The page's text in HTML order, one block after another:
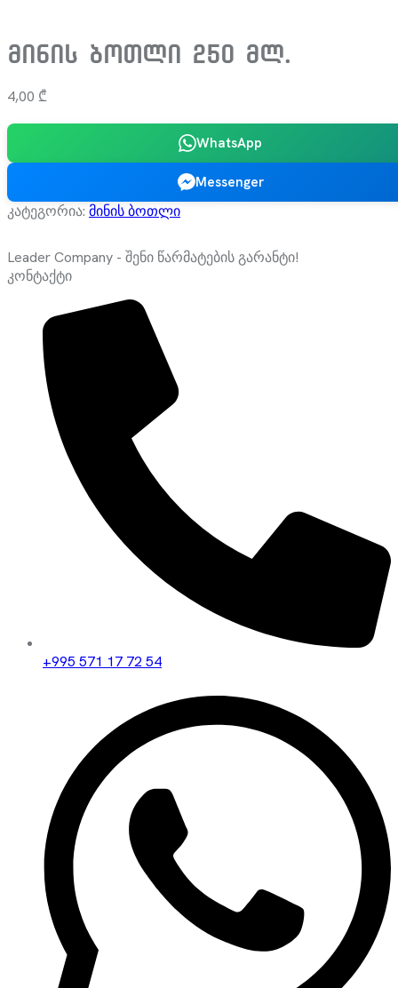
მინის ბოთლი 250 მლ.
4,00 ₾
WhatsApp
Messenger
კატეგორია: მინის ბოთლი
Leader Company - შენი წარმატების გარანტი!
კონტაქტი
+995 571 17 72 54